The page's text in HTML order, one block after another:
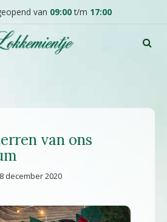
van 09:00t/m 17:00
van ons
december 2020